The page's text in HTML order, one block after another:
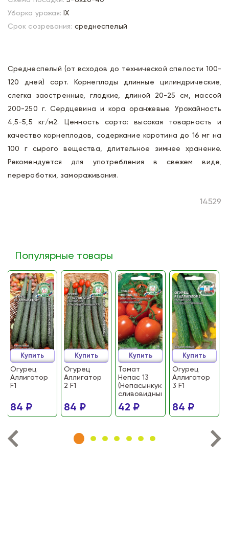
Уборка урожая: IX
Срок созревания: среднеспелый
Среднеспелый (от всходов до технической спелости 100-
120 дней) сорт. Корнеплоды длинные цилиндрические,
слегка заостренные, гладкие, длиной 20-25 см, массой
200-250 г. Сердцевина и кора оранжевые. Урожайность
4,5-5,5 кг/м2. Ценность сорта: высокая товарность и
качество корнеплодов, содержание каротина до 16 мг на
100 г сырого вещества, длительное зимнее хранение.
Рекомендуется для употребления в свежем виде,
переработки, замораживания.
14529
Популярные товары
Огурец
Аллигатор
F1
84 ₽
Купить
Огурец
Аллигатор
2 F1
84 ₽
Купить
Томат
Непас 13
(Непасынкующийся
сливовидный)
42 ₽
Купить
Огурец
Аллигатор
3 F1
84 ₽
Купить